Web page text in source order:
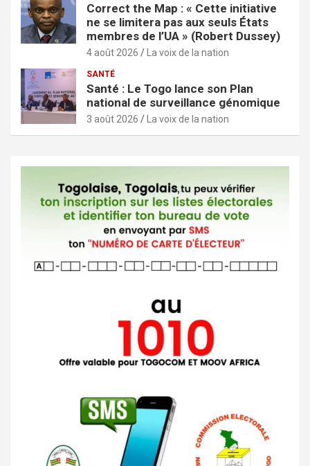
Correct the Map : « Cette initiative
ne se limitera pas aux seuls États
membres de l’UA » (Robert Dussey)
4 août 2026 La voix de la nation
SANTÉ
Santé : Le Togo lance son Plan
national de surveillance génomique
3 août 2026 La voix de la nation